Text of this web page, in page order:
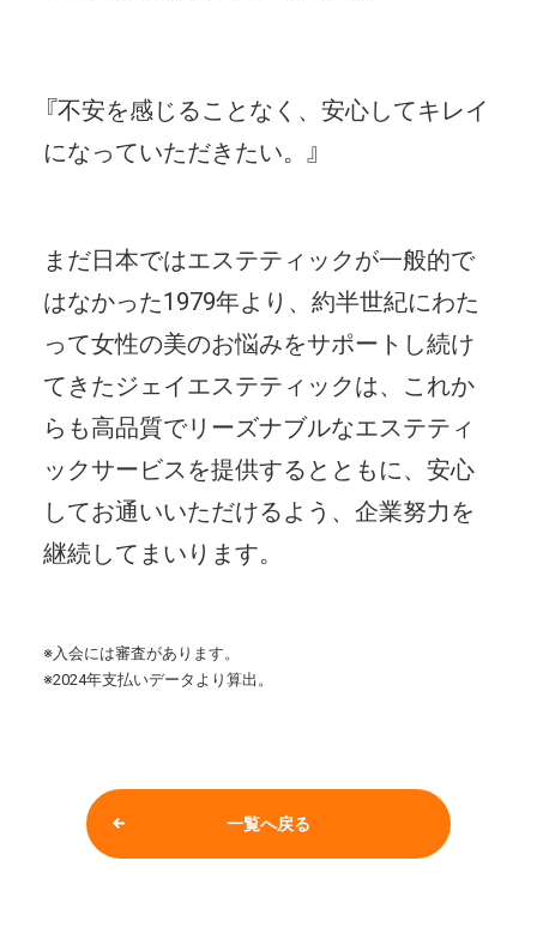
『不安を感じることなく、安心してキレイ
になっていただきたい。』
まだ日本ではエステティックが一般的で
はなかった1979年より、約半世紀にわた
って女性の美のお悩みをサポートし続け
てきたジェイエステティックは、これか
らも高品質でリーズナブルなエステティ
ックサービスを提供するとともに、安心
してお通いいただけるよう、企業努力を
継続してまいります。
※入会には審査があります。
※2024年支払いデータより算出。
一覧へ戻る